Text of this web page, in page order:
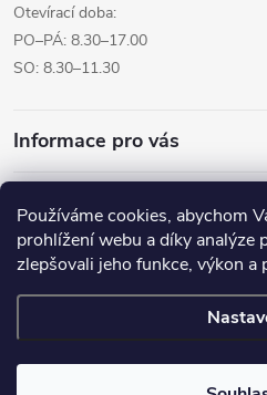
Používáme cookies, abychom
prohlížení webu a díky analýze
zlepšovali jeho funkce, výkon a
Otevírací doba:
PO–PÁ: 8.30–17.00
SO: 8.30–11.30
Informace pro vás
Přijímáme online platby